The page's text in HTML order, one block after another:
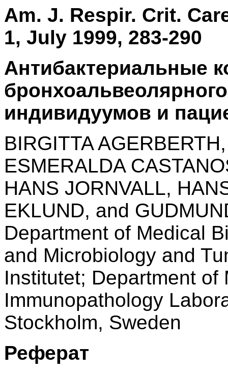
Am. J. Respir. Crit.
1, July 1999, 283-290
Антибактериальные
индивидуумов и
BIRGITTA
ESMERALDA
HANS JORNVALL,
EKLUND, and
Department of Medical
and Microbiology and
Institutet; Department of
Immunopathology
Stockholm, Sweden
Реферат